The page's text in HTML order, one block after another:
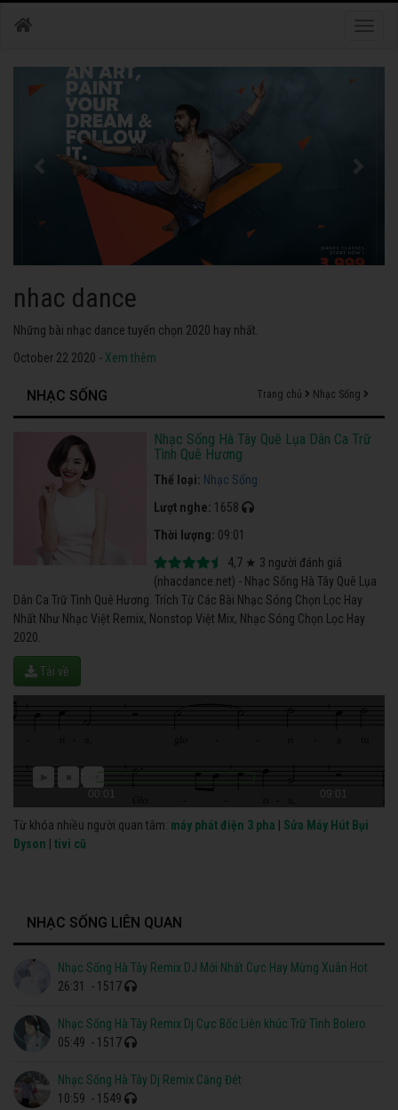
nhac dance
Những bài nhạc dance tuyển chọn 2020 hay nhất.
October 22 2020 - Xem thêm
NHẠC SỐNG Trang chủ Nhạc Sống
Nhạc Sống Hà Tây Quê Lụa Dân Ca Trữ
Tình Quê Hương
Thể loại: Nhạc Sống
Lượt nghe: 1658
Thời lượng: 09:01
4,7 ★ 3 người đánh giá
(nhacdance.net) - Nhạc Sống Hà Tây Quê Lụa
Dân Ca Trữ Tình Quê Hương. Trích Từ Các Bài Nhạc Sóng Chọn Lọc Hay
Nhất Như Nhạc Việt Remix, Nonstop Việt Mix, Nhạc Sóng Chọn Lọc Hay
2020.
Tải về
00:01 09:01
Từ khóa nhiều người quan tâm: máy phát điện 3 pha
Sửa Máy Hút Bụi
Dyson
tivi cũ
NHẠC SỐNG LIÊN QUAN
Nhạc Sống Hà Tây Remix DJ Mới Nhất Cực Hay Mừng Xuân Hot
26:31
- 1517
Nhạc Sống Hà Tây Remix Dj Cực Bốc Liên khúc Trữ Tình Bolero
05:49 - 1517
Nhạc Sống Hà Tây Dj Remix Căng Đét
10:59 - 1549